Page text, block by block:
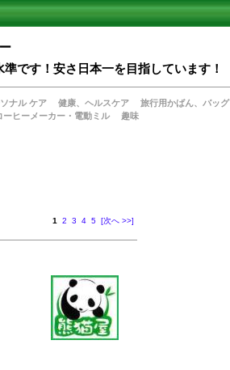
です！安さ日本一を目指しています！
ナル ケア 健康、ヘルスケア 旅行用かばん、バッグ
ーヒーメーカー・電動ミル 趣味
1 2 3 4 5 [次へ >>]